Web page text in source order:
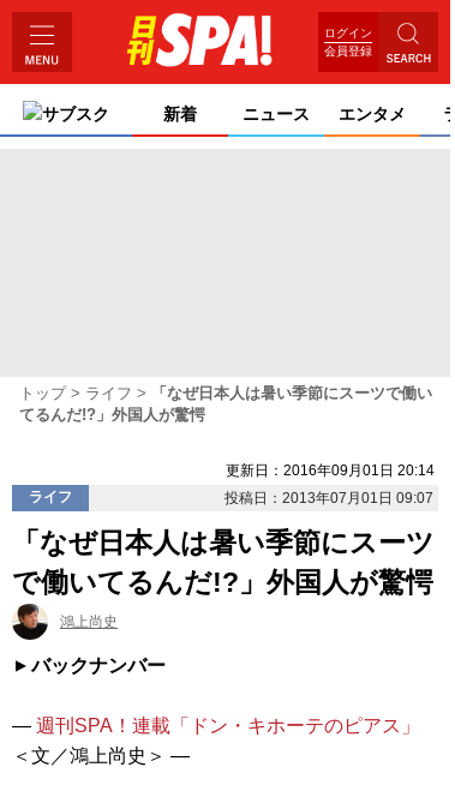
ログイン
会員登録
サブスク 新着 ニュース エンタメ
トップ ライフ
「なぜ日本人は暑い季節にスーツで働い
てるんだ!?」外国人が驚愕
更新日：2016年09月01日 20:14
ライフ
投稿日：2013年07月01日 09:07
「なぜ日本人は暑い季節にスーツ
で働いてるんだ!?」外国人が驚愕
鴻上尚史
バックナンバー
― 週刊SPA！連載「ドン・キホーテのピアス」
＜文／鴻上尚史＞ ―